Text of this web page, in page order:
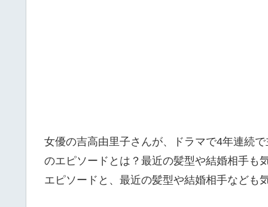
女優の吉高由里子さんが、ドラマで4年連続
のエピソードとは？最近の髪型や結婚相手も
エピソードと、最近の髪型や結婚相手なども